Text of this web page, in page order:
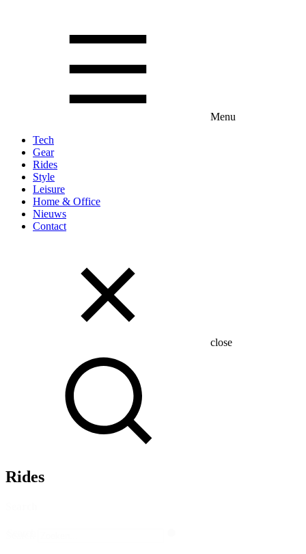
Menu
Tech
Gear
Rides
Style
Leisure
Home & Office
Nieuws
Contact
close
Rides